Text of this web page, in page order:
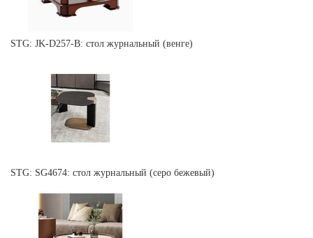
STG: JK-D257-B: стол журнальный (венге)
STG: SG4674: стол журнальный (серо бежевый)